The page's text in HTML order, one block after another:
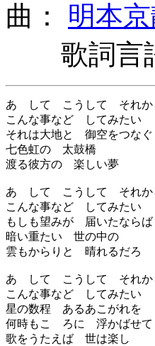
曲： 明本
歌詞言
あゝして こうして それか
こんな事など してみたい
それは大地と 御空をつなぐ
七色虹の 太鼓橋
渡る彼方の 楽しい夢
あゝして こうして それか
こんな事など してみたい
もしも望みが 届いたならば
暗い重たい 世の中の
雲もからりと 晴れるだろ
あゝして こうして それか
こんな事など してみたい
星の数程 あるあこがれを
何時もこゝろに 浮かばせて
歌をうたえば 世は楽し